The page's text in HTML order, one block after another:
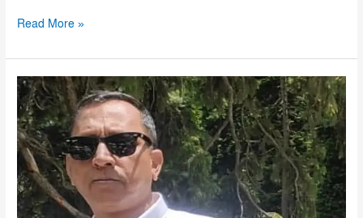
Read More »
গুলশানে
বারের
কর্মচারীদের
মারধরে
ব্যবসায়ীর
মৃত্যু,
গ্রেপ্তার
৭